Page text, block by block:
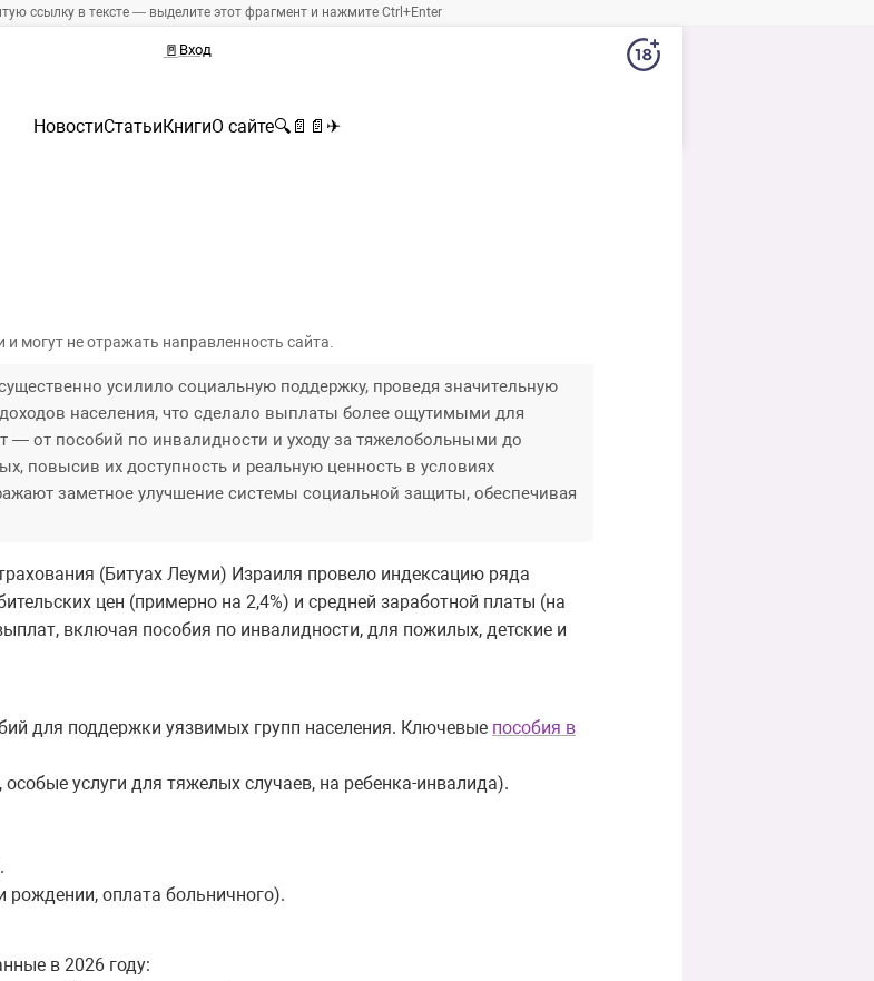
ссылку в тексте — выделите этот фрагмент и нажмите Ctrl+Enter
🚪 Вход
НовостиСтатьиКнигиО сайте🔍 📄 📄 ✈
могут не отражать направленность сайта.
усилило социальную поддержку, проведя значительную
населения, что сделало выплаты более ощутимыми для
— от пособий по инвалидности и уходу за тяжелобольными до
повысив их доступность и реальную ценность в условиях
заметное улучшение системы социальной защиты, обеспечивая
(Битуах Леуми) Израиля провело индексацию ряда
цен (примерно на 2,4%) и средней заработной платы (на
включая пособия по инвалидности, для пожилых, детские и
для поддержки уязвимых групп населения. Ключевые пособия в
услуги для тяжелых случаев, на ребенка-инвалида).
рождении, оплата больничного).
в 2026 году: